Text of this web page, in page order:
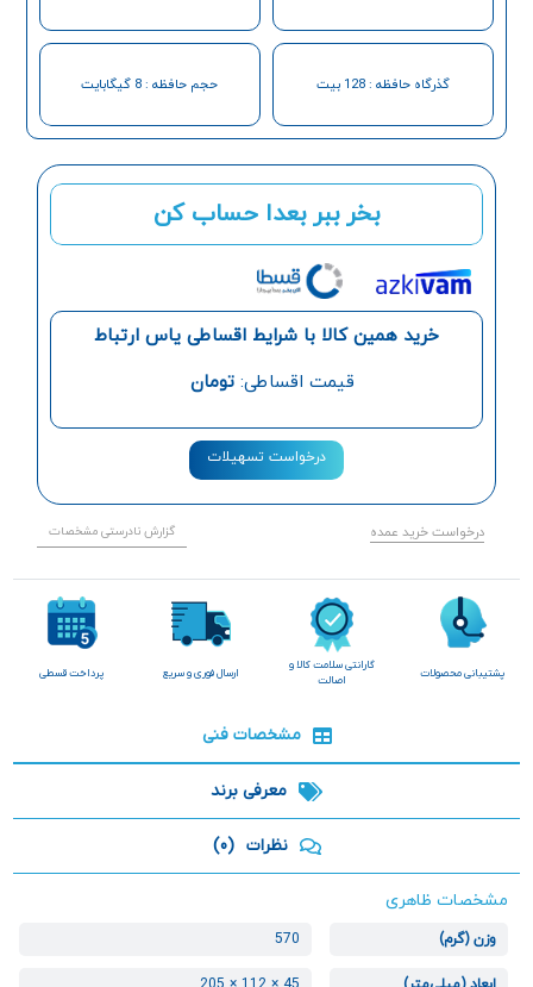
بخر ببر بعدا حساب کن
خرید همین کالا با شرایط اقساطی یاس ارتباط
قیمت اقساطی: تومان
درخواست تسهیلات
درخواست خرید عمده گزارش نادرستی مشخصات
گذرگاه حافظه : 128 بیت حجم حافظه : 8 گیگابایت
پشتیبانی محصولات
گارانتی سلامت کالا و
اصالت
ارسال فوری و سریع پرداخت قسطی
مشخصات فنی
معرفی برند
نظرات (0)
مشخصات ظاهری
وزن (گرم) 570